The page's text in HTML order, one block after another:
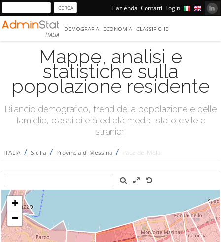
L'azienda Contatti Login
ITALIA
DEMOGRAFIA ECONOMIA CLASSIFICHE
Mappe, analisi e
statistiche sulla
popolazione residente
Bilancio demografico, trend della popolazione e delle
famiglie, classi di età ed età media, stato civile e
stranieri
ITALIA / Sicilia / Provincia di Messina / Pace del Mela